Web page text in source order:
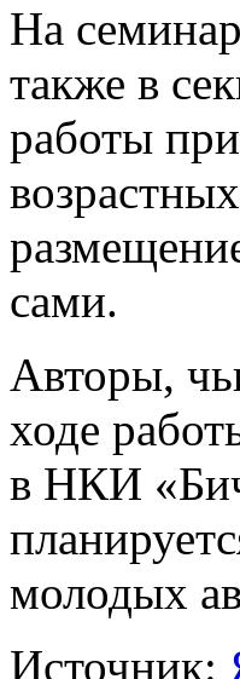
На
также в
работы
сами.
Авторы,
ходе
в НКИ
молодых
Источник: